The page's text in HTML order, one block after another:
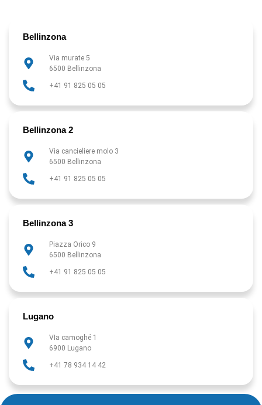
Bellinzona
Via murate 5
6500 Bellinzona
+41 91 825 05 05
Bellinzona 2
Via cancieliere molo 3
6500 Bellinzona
+41 91 825 05 05
Bellinzona 3
Piazza Orico 9
6500 Bellinzona
+41 91 825 05 05
Lugano
VIa camoghé 1
6900 Lugano
+41 78 934 14 42